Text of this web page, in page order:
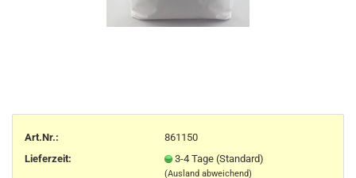
Art.Nr.:
861150
Lieferzeit:
3-4 Tage (Standard)
(Ausland abweichend)